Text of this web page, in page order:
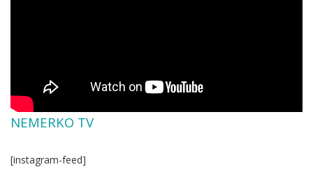
NEMERKO TV
[instagram-feed]